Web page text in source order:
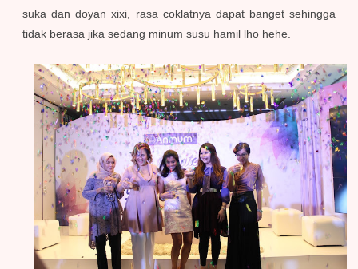
suka dan doyan xixi, rasa coklatnya dapat banget sehingga
tidak berasa jika sedang minum susu hamil lho hehe.